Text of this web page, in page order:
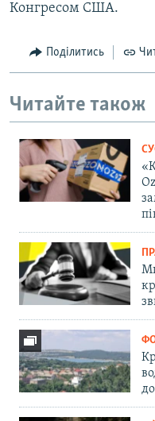
Конгресом США.
Поділитись
Читайте також